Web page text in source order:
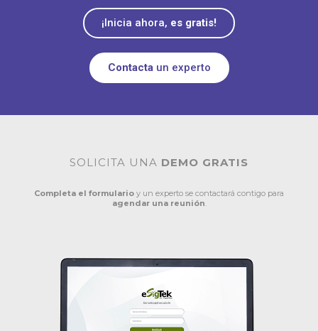
¡Inicia ahora, es gratis!
Contacta un experto
SOLICITA UNA DEMO GRATIS
Completa el formulario y un experto se contactará contigo para
agendar una reunión.